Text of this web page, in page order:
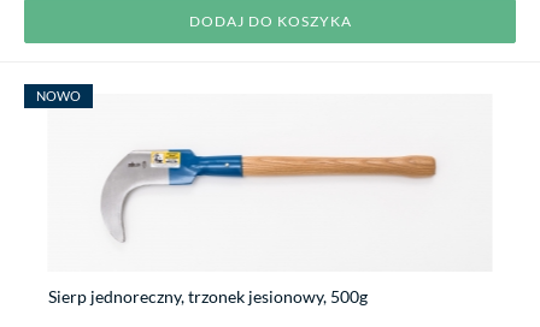
DODAJ DO KOSZYKA
NOWO
Sierp jednoreczny, trzonek jesionowy, 500g